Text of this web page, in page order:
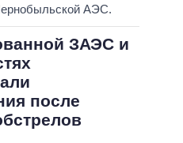
АЭС.
ЗАЭС и
после